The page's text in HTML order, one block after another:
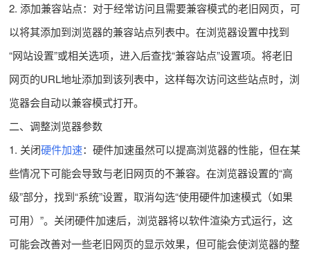
2. 添加兼容站点：对于经常访问且需要兼容模式的老旧网页，可
以将其添加到浏览器的兼容站点列表中。在浏览器设置中找到
“网站设置”或相关选项，进入后查找“兼容站点”设置项。将老旧
网页的URL地址添加到该列表中，这样每次访问这些站点时，浏
览器会自动以兼容模式打开。
二、调整浏览器参数
1. 关闭硬件加速：硬件加速虽然可以提高浏览器的性能，但在某
些情况下可能会导致与老旧网页的不兼容。在浏览器设置的“高
级”部分，找到“系统”设置，取消勾选“使用硬件加速模式（如果
可用）”。关闭硬件加速后，浏览器将以软件渲染方式运行，这
可能会改善对一些老旧网页的显示效果，但可能会使浏览器的整